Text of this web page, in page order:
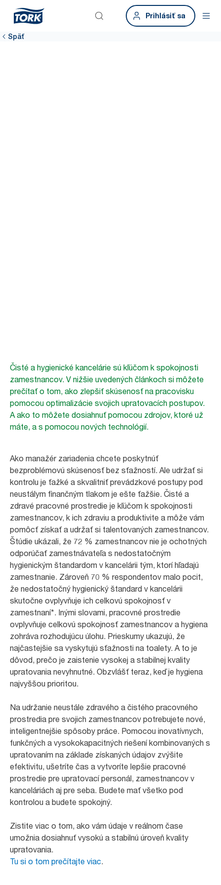
Prihlásiť sa
Späť
Čisté a hygienické kancelárie sú kľúčom k spokojnosti
zamestnancov. V nižšie uvedených článkoch si môžete
prečítať o tom, ako zlepšiť skúsenosť na pracovisku
pomocou optimalizácie svojich upratovacích postupov.
A ako to môžete dosiahnuť pomocou zdrojov, ktoré už
máte, a s pomocou nových technológií.
Ako manažér zariadenia chcete poskytnúť
bezproblémovú skúsenosť bez sťažností. Ale udržať si
kontrolu je ťažké a skvalitniť prevádzkové postupy pod
neustálym finančným tlakom je ešte ťažšie. Čisté a
zdravé pracovné prostredie je kľúčom k spokojnosti
zamestnancov, k ich zdraviu a produktivite a môže vám
pomôcť získať a udržať si talentovaných zamestnancov.
Štúdie ukázali, že 72 % zamestnancov nie je ochotných
odporúčať zamestnávateľa s nedostatočným
hygienickým štandardom v kancelárii tým, ktorí hľadajú
zamestnanie. Zároveň 70 % respondentov malo pocit,
že nedostatočný hygienický štandard v kancelárii
skutočne ovplyvňuje ich celkovú spokojnosť v
zamestnaní*. Inými slovami, pracovné prostredie
ovplyvňuje celkovú spokojnosť zamestnancov a hygiena
zohráva rozhodujúcu úlohu. Prieskumy ukazujú, že
najčastejšie sa vyskytujú sťažnosti na toalety. A to je
dôvod, prečo je zaistenie vysokej a stabilnej kvality
upratovania nevyhnutné. Obzvlášť teraz, keď je hygiena
najvyššou prioritou.
Na udržanie neustále zdravého a čistého pracovného
prostredia pre svojich zamestnancov potrebujete nové,
inteligentnejšie spôsoby práce. Pomocou inovatívnych,
funkčných a vysokokapacitných riešení kombinovaných s
upratovaním na základe získaných údajov zvýšite
efektivitu, ušetríte čas a vytvoríte lepšie pracovné
prostredie pre upratovací personál, zamestnancov v
kanceláriách aj pre seba. Budete mať všetko pod
kontrolou a budete spokojný.
Zistite viac o tom, ako vám údaje v reálnom čase
umožnia dosiahnuť vysokú a stabilnú úroveň kvality
upratovania.
Tu si o tom prečítajte viac.